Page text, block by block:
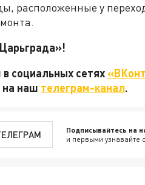
расположенные у
социальных сетях
на наш телеграм-канал.
Подписывайтесь на
и первыми узнавайте